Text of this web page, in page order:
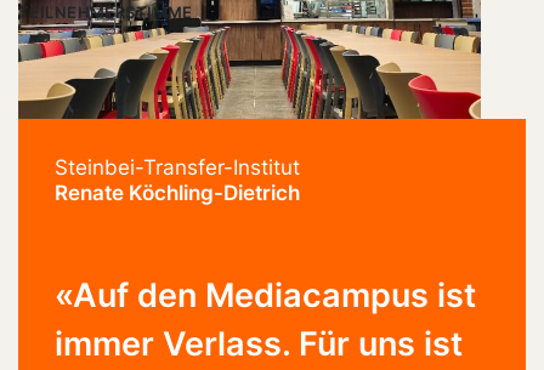
TEILNEHMERSTIMME
Steinbei-Transfer-Institut
Renate Köchling-Dietrich
«Auf den Mediacampus ist
immer Verlass. Für uns ist